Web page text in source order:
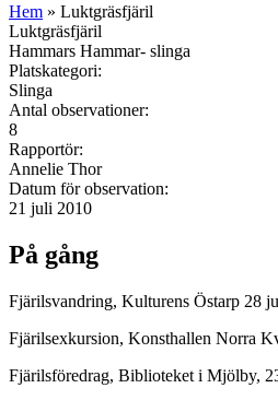
Hem » Luktgräsfjäril
Luktgräsfjäril
Hammars Hammar- slinga
Platskategori:
Slinga
Antal observationer:
8
Rapportör:
Annelie Thor
Datum för observation:
21 juli 2010
På gång
Fjärilsvandring, Kulturens Östarp 28
Fjärilsexkursion, Konsthallen Norra
Fjärilsföredrag, Biblioteket i Mjölby,